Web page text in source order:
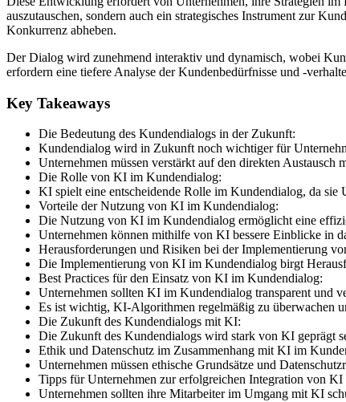
auszutauschen, sondern auch ein strategisches Instrument zur
Konkurrenz abheben.
Der Dialog wird zunehmend interaktiv und dynamisch, wobei
erfordern eine tiefere Analyse der Kundenbedürfnisse und -
Key Takeaways
Die Bedeutung des Kundendialogs in der Zukunft:
Kundendialog wird in Zukunft noch wichtiger für
Unternehmen müssen verstärkt auf den direkten Austausch
Die Rolle von KI im Kundendialog:
KI spielt eine entscheidende Rolle im Kundendialog, da sie
Vorteile der Nutzung von KI im Kundendialog:
Die Nutzung von KI im Kundendialog ermöglicht eine
Unternehmen können mithilfe von KI bessere Einblicke in
Herausforderungen und Risiken bei der Implementierung
Die Implementierung von KI im Kundendialog birgt
Best Practices für den Einsatz von KI im Kundendialog:
Unternehmen sollten KI im Kundendialog transparent und
Es ist wichtig, KI-Algorithmen regelmäßig zu überwachen
Die Zukunft des Kundendialogs mit KI:
Die Zukunft des Kundendialogs wird stark von KI geprägt
Ethik und Datenschutz im Zusammenhang mit KI im
Unternehmen müssen ethische Grundsätze und
Tipps für Unternehmen zur erfolgreichen Integration von
Unternehmen sollten ihre Mitarbeiter im Umgang mit KI